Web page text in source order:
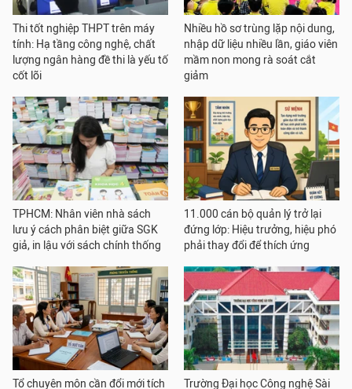
Thi tốt nghiệp THPT trên máy
tính: Hạ tầng công nghệ, chất
lượng ngân hàng đề thi là yếu tố
cốt lõi
Nhiều hồ sơ trùng lặp nội dung,
nhập dữ liệu nhiều lần, giáo viên
mầm non mong rà soát cắt
giảm
TPHCM: Nhân viên nhà sách
lưu ý cách phân biệt giữa SGK
giả, in lậu với sách chính thống
11.000 cán bộ quản lý trở lại
đứng lớp: Hiệu trưởng, hiệu phó
phải thay đổi để thích ứng
Tổ chuyên môn cần đổi mới tích
Trường Đại học Công nghệ Sài